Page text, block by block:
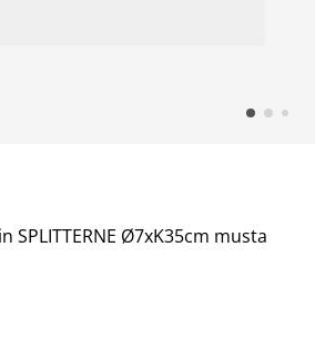
SPLITTERNE Ø7xK35cm musta